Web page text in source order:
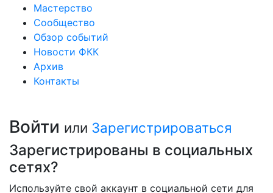
Мастерство
Сообщество
Обзор событий
Новости ФКК
Архив
Контакты
Войти или Зарегистрироваться
Зарегистрированы в социальных
сетях?
Используйте свой аккаунт в социальной сети для